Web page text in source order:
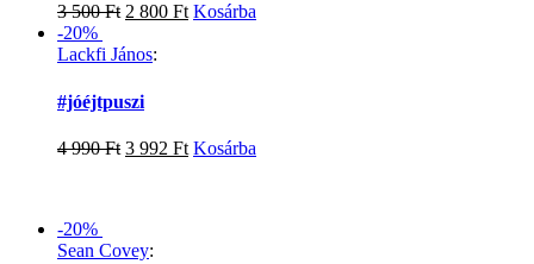
3 500Ft 2 800 Ft Kosárba
-20%
Lackfi János:
#jóéjtpuszi
4 990Ft 3 992 Ft Kosárba
-20%
Sean Covey: